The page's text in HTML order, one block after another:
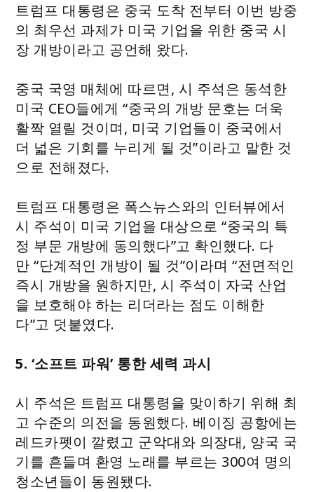
트럼프 대통령은 중국 도착 전부터 이번 방중
의 최우선 과제가 미국 기업을 위한 중국 시
장 개방이라고 공언해 왔다.
중국 국영 매체에 따르면, 시 주석은 동석한
미국 CEO들에게 “중국의 개방 문호는 더욱
활짝 열릴 것이며, 미국 기업들이 중국에서
더 넓은 기회를 누리게 될 것”이라고 말한 것
으로 전해졌다.
트럼프 대통령은 폭스뉴스와의 인터뷰에서
시 주석이 미국 기업을 대상으로 “중국의 특
정 부문 개방에 동의했다”고 확인했다. 다
만 “단계적인 개방이 될 것”이라며 “전면적인
즉시 개방을 원하지만, 시 주석이 자국 산업
을 보호해야 하는 리더라는 점도 이해한
다”고 덧붙였다.
5. ‘소프트 파워’ 통한 세력 과시
시 주석은 트럼프 대통령을 맞이하기 위해 최
고 수준의 의전을 동원했다. 베이징 공항에는
레드카펫이 깔렸고 군악대와 의장대, 양국 국
기를 흔들며 환영 노래를 부르는 300여 명의
청소년들이 동원됐다.